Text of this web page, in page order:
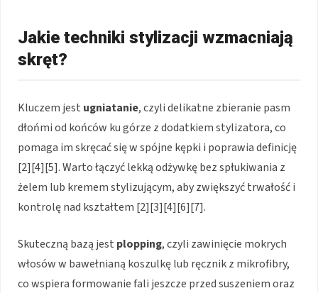
Jakie techniki stylizacji wzmacniają
skręt?
Kluczem jest ugniatanie, czyli delikatne zbieranie pasm
dłońmi od końców ku górze z dodatkiem stylizatora, co
pomaga im skręcać się w spójne kępki i poprawia definicję
[2][4][5]. Warto łączyć lekką odżywkę bez spłukiwania z
żelem lub kremem stylizującym, aby zwiększyć trwałość i
kontrolę nad kształtem [2][3][4][6][7].
Skuteczną bazą jest plopping, czyli zawinięcie mokrych
włosów w bawełnianą koszulkę lub ręcznik z mikrofibry,
co wspiera formowanie fali jeszcze przed suszeniem oraz